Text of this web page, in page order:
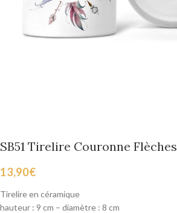
SB51 Tirelire Couronne Flèches
13,90€
Tirelire en céramique
hauteur : 9 cm – diamètre : 8 cm